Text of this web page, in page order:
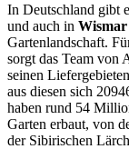
In Deutschland gibt
und auch in Wismar
Gartenlandschaft.
sorgt das Team von
seinen
aus diesen sich
haben rund 54
Garten erbaut, von
der Sibirischen